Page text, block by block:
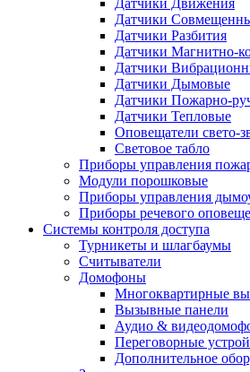
Датчики
Датчики Разбития
Датчики Магнитно-
Датчики
Датчики Дымовые
Датчики Пожарно-
Датчики Тепловые
Оповещатели свето-
Световое табло
Приборы управления
Модули порошковые
Приборы управления
Приборы речевого
Системы контроля доступа
Турникеты и шлагбаумы
Cчитыватели
Домофоны
Многоквартирные
Вызывные панели
Аудио &
Переговорные
Дополнительное